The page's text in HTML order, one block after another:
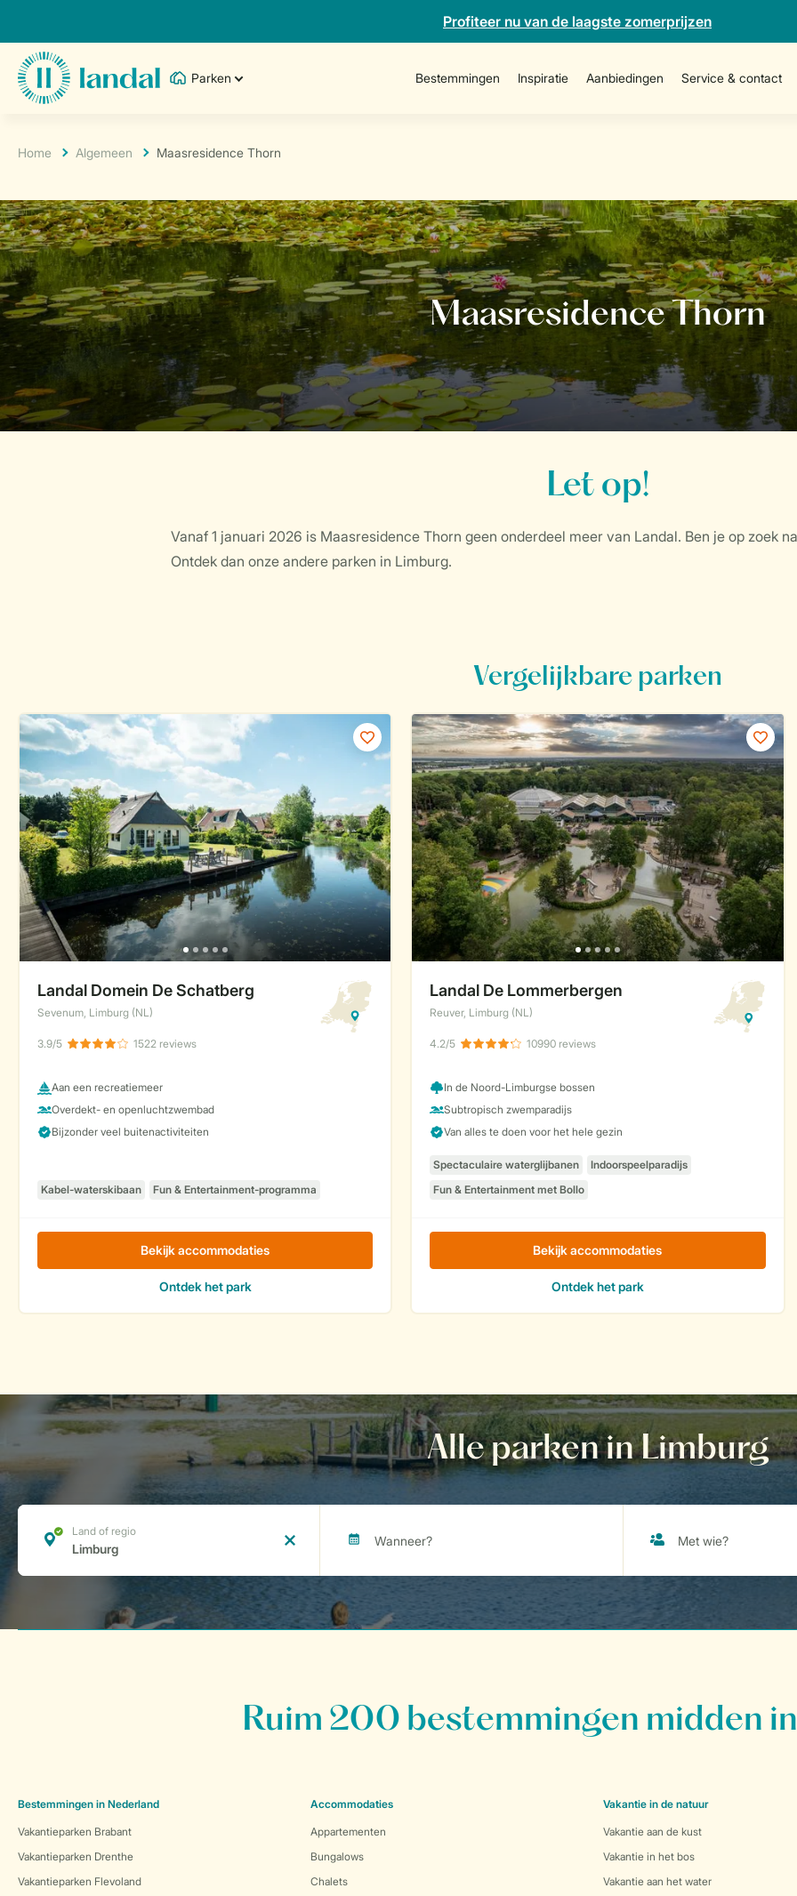
Profiteer nu van de laagste zomerprijzen
Parken Bestemmingen Inspiratie Aanbiedingen Service & contact
Home Algemeen Maasresidence Thorn
Let op!
Vanaf 1 januari 2026 is Maasresidence Thorn geen onderdeel meer van Landal. Ben je op zoek
Ontdek dan onze andere parken in Limburg.
Alle parken in Limburg
Ruim 200 bestemmingen midden
Bestemmingen in Nederland
Vakantieparken Brabant
Vakantieparken Drenthe
Vakantieparken Flevoland
Accommodaties
Appartementen
Bungalows
Chalets
Vakantie in de natuur
Vakantie aan de kust
Vakantie in het bos
Vakantie aan het water